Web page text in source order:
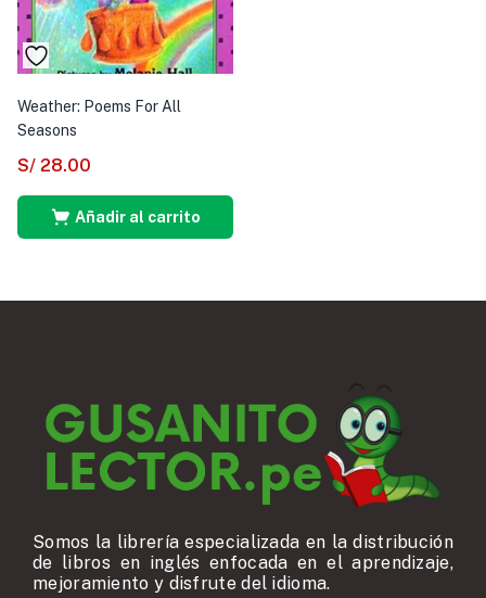
Weather: Poems For All
Seasons
S/ 28.00
Añadir al carrito
Somos la librería especializada en la distribución
de libros en inglés enfocada en el aprendizaje,
mejoramiento y disfrute del idioma.